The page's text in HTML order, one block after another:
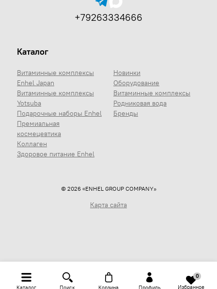
Каталог
Витаминные комплексы
Enhel Japan
Витаминные комплексы
Yotsuba
Подарочные наборы Enhel
Премиальная
космецевтика
Коллаген
Здоровое питание Enhel
Новинки
Оборудование
Витаминные комплексы
Родниковая вода
Бренды
+79263334666
© 2026 «ENHEL GROUP COMPANY»
Карта сайта
Каталог Поиск Корзина Профиль
0
Избранное